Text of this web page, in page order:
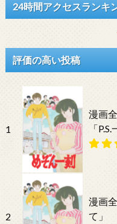
24時間アクセスランキ
評価の高い投稿
1
漫画
「
2
漫画
て」